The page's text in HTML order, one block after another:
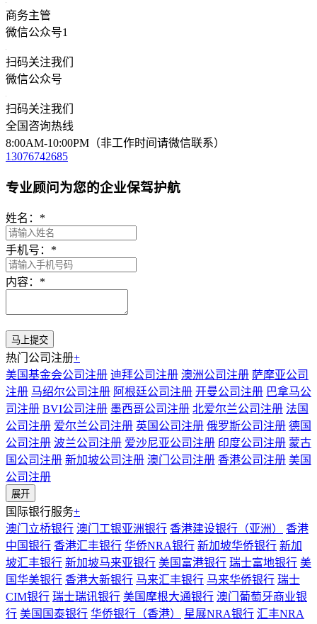
商务主管
微信公众号1
扫码关注我们
微信公众号
扫码关注我们
全国咨询热线
8:00AM-10:00PM（非工作时间请微信联系）
13076742685
专业顾问为您的企业保驾护航
姓名： *
手机号： *
内容： *
热门公司注册+
美国基金会公司注册 迪拜公司注册 澳洲公司注册 萨摩亚公司
注册 马绍尔公司注册 阿根廷公司注册 开曼公司注册 巴拿马公
司注册 BVI公司注册 墨西哥公司注册 北爱尔兰公司注册 法国
公司注册 爱尔兰公司注册 英国公司注册 俄罗斯公司注册 德国
公司注册 波兰公司注册 爱沙尼亚公司注册 印度公司注册 蒙古
国公司注册 新加坡公司注册 澳门公司注册 香港公司注册 美国
公司注册
展开
国际银行服务+
澳门立桥银行 澳门工银亚洲银行 香港建设银行（亚洲）
香港
中国银行 香港汇丰银行 华侨NRA银行 新加坡华侨银行 新加
坡汇丰银行 新加坡马来亚银行 美国富港银行 瑞士富地银行 美
国华美银行 香港大新银行 马来汇丰银行 马来华侨银行 瑞士
CIM银行 瑞士瑞讯银行 美国摩根大通银行 澳门葡萄牙商业银
行 美国国泰银行 华侨银行（香港） 星展NRA银行 汇丰NRA